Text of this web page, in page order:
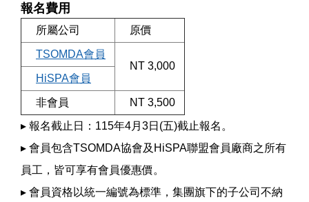
報名費用
所屬公司 原價
TSOMDA會員
NT 3,000
HiSPA會員
非會員
NT 3,500
▸ 報名截止日：115年4月3日(五)截止報名。
▸ 會員包含TSOMDA協會及HiSPA聯盟會員廠商之所有
員工，皆可享有會員優惠價。
▸ 會員資格以統一編號為標準，集團旗下的子公司不納